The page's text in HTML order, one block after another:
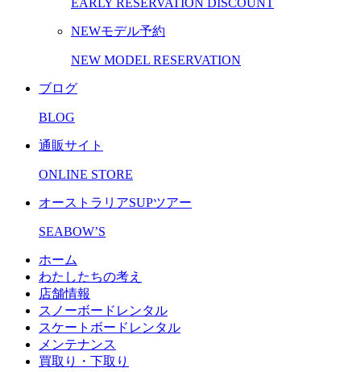
NEWモデル予約
NEW MODEL RESERVATION
ブログ
BLOG
通販サイト
ONLINE STORE
オーストラリアSUPツアー
SEABOW’S
ホーム
わたしたちの考え
店舗情報
スノーボードレンタル
スケートボードレンタル
メンテナンス
買取り・下取り